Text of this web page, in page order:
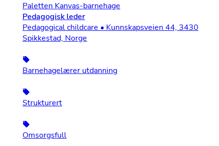
Paletten Kanvas-barnehage
Pedagogisk leder
Pedagogical childcare • Kunnskapsveien 44, 3430
Spikkestad, Norge
Barnehagelærer utdanning
Strukturert
Omsorgsfull